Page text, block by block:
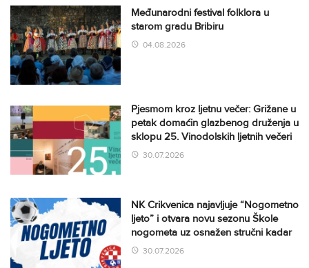
Međunarodni festival folklora u
starom gradu Bribiru
04.08.2026
Pjesmom kroz ljetnu večer: Grižane u
petak domaćin glazbenog druženja u
sklopu 25. Vinodolskih ljetnih večeri
30.07.2026
NK Crikvenica najavljuje “Nogometno
ljeto” i otvara novu sezonu Škole
nogometa uz osnažen stručni kadar
30.07.2026